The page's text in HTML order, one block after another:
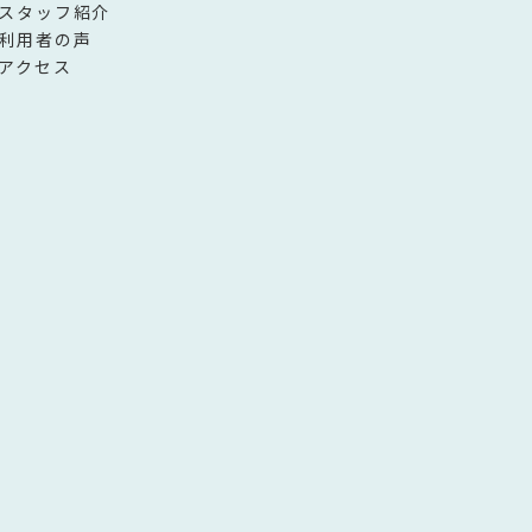
タッフ紹介
用者の声
クセス